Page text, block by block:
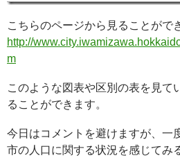
こちらのページから見ることがで
http://
m
このような図表や区別の表を見て
ることができます。
今日はコメントを避けますが、一
市の人口に関する状況を感じてみ